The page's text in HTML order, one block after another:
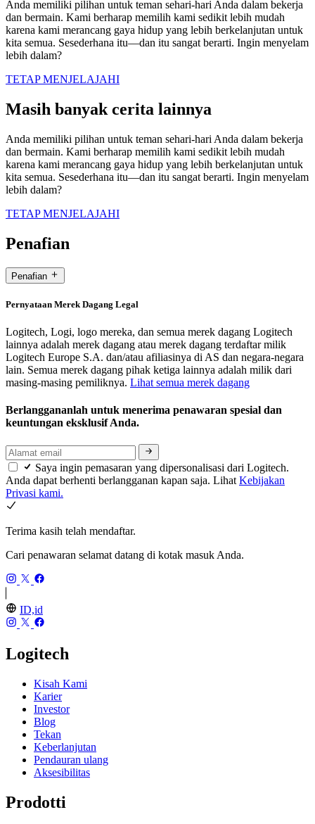
Anda memiliki pilihan untuk teman sehari-hari Anda dalam bekerja
dan bermain. Kami berharap memilih kami sedikit lebih mudah
karena kami merancang gaya hidup yang lebih berkelanjutan untuk
kita semua. Sesederhana itu—dan itu sangat berarti. Ingin menyelam
lebih dalam?
TETAP MENJELAJAHI
Masih banyak cerita lainnya
Anda memiliki pilihan untuk teman sehari-hari Anda dalam bekerja
dan bermain. Kami berharap memilih kami sedikit lebih mudah
karena kami merancang gaya hidup yang lebih berkelanjutan untuk
kita semua. Sesederhana itu—dan itu sangat berarti. Ingin menyelam
lebih dalam?
TETAP MENJELAJAHI
Penafian
Penafian
Pernyataan Merek Dagang Legal
Logitech, Logi, logo mereka, dan semua merek dagang Logitech
lainnya adalah merek dagang atau merek dagang terdaftar milik
Logitech Europe S.A. dan/atau afiliasinya di AS dan negara-negara
lain. Semua merek dagang pihak ketiga lainnya adalah milik dari
masing-masing pemiliknya. Lihat semua merek dagang
Berlanggananlah untuk menerima penawaran spesial dan
keuntungan eksklusif Anda.
Saya ingin pemasaran yang dipersonalisasi dari Logitech.
Anda dapat berhenti berlangganan kapan saja. Lihat Kebijakan
Privasi kami.
Terima kasih telah mendaftar.
Cari penawaran selamat datang di kotak masuk Anda.
ID,id
Logitech
Kisah Kami
Karier
Investor
Blog
Tekan
Keberlanjutan
Pendauran ulang
Aksesibilitas
Prodotti